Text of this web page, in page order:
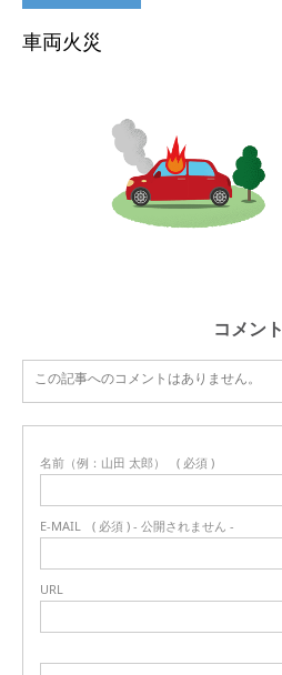
車両火災
コメント
この記事へのコメントはありません。
名前（例：山田 太郎） ( 必須 )
E-MAIL ( 必須 ) - 公開されません -
URL